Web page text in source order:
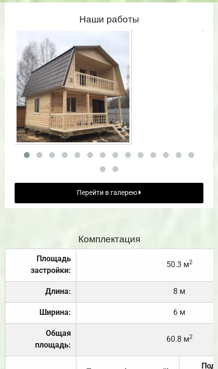
Наши работы
Перейти в галерею
Комплектация
Площадь
застройки:
50.3 м2
Длина: 8 м
Ширина: 6 м
Общая
площадь:
60.8 м2
Под